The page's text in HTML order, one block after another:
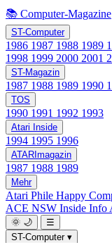
📚 Computer-Magazine
ST-Computer
1986 1987 1988 1989
1998 1999 2000 2001
ST-Magazin
1987 1988 1989 1990
TOS
1990 1991 1992 1993
Atari Inside
1994 1995 1996
ATARImagazin
1987 1988 1989
Mehr
Atari Phile Happy
ACE NSW Inside Info
🌞 🌙
☰
ST-Computer ▾